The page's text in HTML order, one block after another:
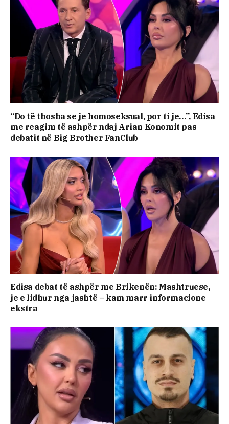
“Do të thosha se je homoseksual, por ti je…”, Edisa
me reagim të ashpër ndaj Arian Konomit pas
debatit në Big Brother FanClub
Edisa debat të ashpër me Brikenën: Mashtruese,
je e lidhur nga jashtë – kam marr informacione
ekstra